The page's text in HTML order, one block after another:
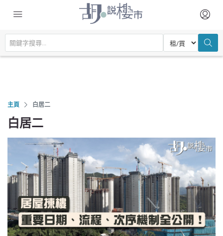
主頁 白居二
白居二